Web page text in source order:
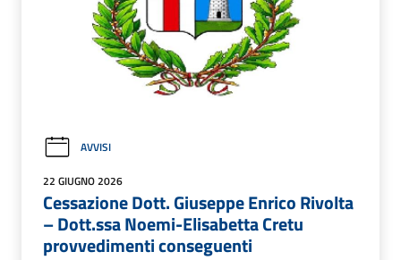
AVVISI
22 GIUGNO 2026
Cessazione Dott. Giuseppe Enrico Rivolta
– Dott.ssa Noemi-Elisabetta Cretu
provvedimenti conseguenti